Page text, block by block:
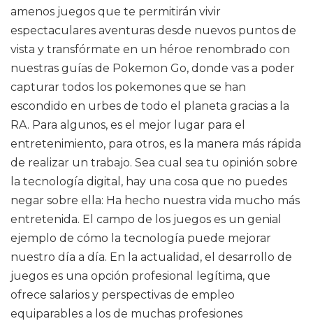
amenos juegos que te permitirán vivir
espectaculares aventuras desde nuevos puntos de
vista y transfórmate en un héroe renombrado con
nuestras guías de Pokemon Go, donde vas a poder
capturar todos los pokemones que se han
escondido en urbes de todo el planeta gracias a la
RA. Para algunos, es el mejor lugar para el
entretenimiento, para otros, es la manera más rápida
de realizar un trabajo. Sea cual sea tu opinión sobre
la tecnología digital, hay una cosa que no puedes
negar sobre ella: Ha hecho nuestra vida mucho más
entretenida. El campo de los juegos es un genial
ejemplo de cómo la tecnología puede mejorar
nuestro día a día. En la actualidad, el desarrollo de
juegos es una opción profesional legítima, que
ofrece salarios y perspectivas de empleo
equiparables a los de muchas profesiones